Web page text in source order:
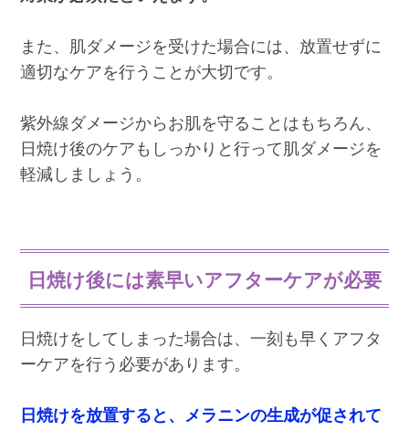
また、肌ダメージを受けた場合には、放置せずに
適切なケアを行うことが大切です。
紫外線ダメージからお肌を守ることはもちろん、
日焼け後のケアもしっかりと行って肌ダメージを
軽減しましょう。
日焼け後には素早いアフターケアが必要
日焼けをしてしまった場合は、一刻も早くアフタ
ーケアを行う必要があります。
日焼けを放置すると、メラニンの生成が促されて